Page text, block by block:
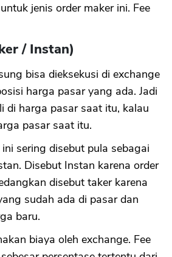
jenis order maker ini. Fee
/ Instan)
bisa dieksekusi di exchange
harga pasar yang ada. Jadi
di harga pasar saat itu, kalau
pasar saat itu.
sering disebut pula sebagai
Disebut Instan karena order
disebut taker karena
sudah ada di pasar dan
baru.
biaya oleh exchange. Fee